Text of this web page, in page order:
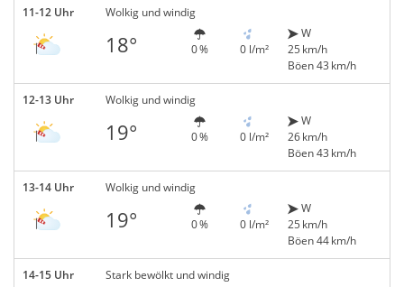
11-12 Uhr Wolkig und windig
18° 0 % 0 l/m²
W
25 km/h
Böen 43 km/h
12-13 Uhr Wolkig und windig
19° 0 % 0 l/m²
W
26 km/h
Böen 43 km/h
13-14 Uhr Wolkig und windig
19° 0 % 0 l/m²
W
25 km/h
Böen 44 km/h
14-15 Uhr Stark bewölkt und windig